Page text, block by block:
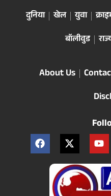
दुनिया
खेल युवा
बॉलीवुड
About Us